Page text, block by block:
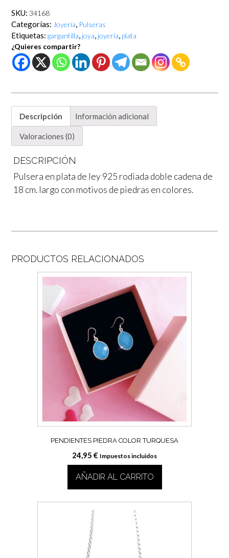
piedras
color
cantidad
SKU: 34168
Categorías: Joyería, Pulseras
Etiquetas: gargantilla, joya, joyería, plata
¿Quieres compartir?
Descripción Información adicional
Valoraciones (0)
DESCRIPCIÓN
Pulsera en plata de ley 925 rodiada doble cadena de
18 cm. largo con motivos de piedras en colores.
PRODUCTOS RELACIONADOS
PENDIENTES PIEDRA COLOR TURQUESA
24,95 € Impuestos incluidos
AÑADIR AL CARRITO